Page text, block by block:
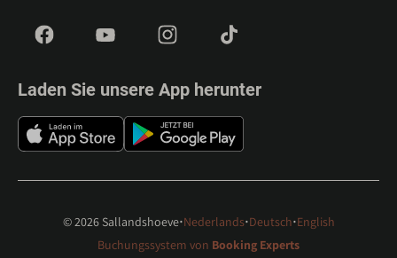
Laden Sie unsere App herunter
© 2026 Sallandshoeve·Nederlands·Deutsch·English
Buchungssystem von Booking Experts